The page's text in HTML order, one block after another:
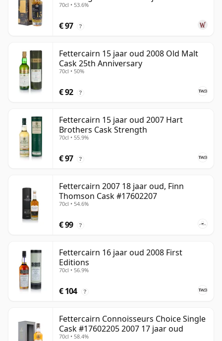
70cl • 53.6%
€ 97 ?
Fettercairn 15 jaar oud 2008 Old Malt
Cask 25th Anniversary
70cl • 50%
€ 92 ?
Fettercairn 15 jaar oud 2007 Hart
Brothers Cask Strength
70cl • 55.9%
€ 97 ?
Fettercairn 2007 18 jaar oud, Finn
Thomson Cask #17602207
70cl • 54.6%
€ 99 ?
Fettercairn 16 jaar oud 2008 First
Editions
70cl • 56.9%
€ 104 ?
Fettercairn Connoisseurs Choice Single
Cask #17602205 2007 17 jaar oud
70cl • 58.4%